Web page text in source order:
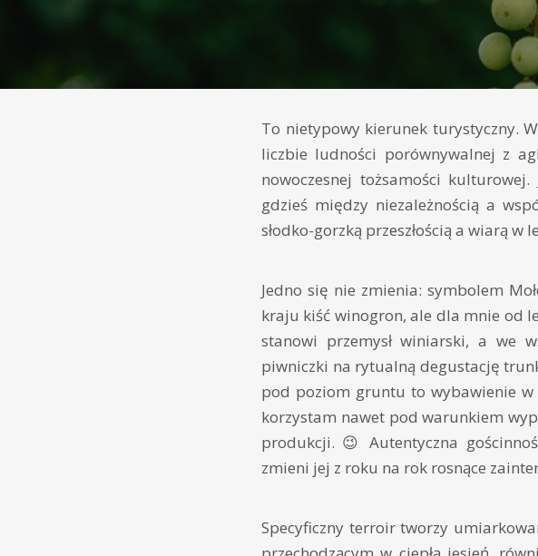
To nietypowy kierunek turystyczny.
liczbie ludności porównywalnej z
nowoczesnej tożsamości
gdzieś między niezależnością a
słodko-gorzką przeszłością a wiarą w
Jedno się nie zmienia: symbolem
kraju kiść winogron, ale dla mnie od
stanowi przemysł winiarski, a we
piwniczki na rytualną degustację
pod poziom gruntu to wybawienie
korzystam nawet pod warunkiem
produkcji. 😉 Autentyczna
zmieni jej z roku na rok rosnące
Specyficzny terroir tworzy